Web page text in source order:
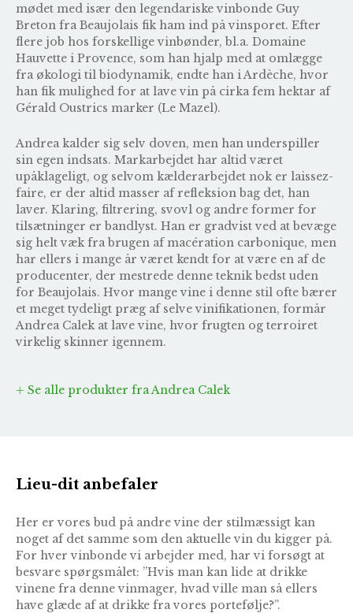
mødet med især den legendariske vinbonde Guy
Breton fra Beaujolais fik ham ind på vinsporet. Efter
flere job hos forskellige vinbønder, bl.a. Domaine
Hauvette i Provence, som han hjalp med at omlægge
fra økologi til biodynamik, endte han i Ardèche, hvor
han fik mulighed for at lave vin på cirka fem hektar af
Gérald Oustrics marker (Le Mazel).
Andrea kalder sig selv doven, men han underspiller
sin egen indsats. Markarbejdet har altid været
upåklageligt, og selvom kælderarbejdet nok er laissez-
faire, er der altid masser af refleksion bag det, han
laver. Klaring, filtrering, svovl og andre former for
tilsætninger er bandlyst. Han er gradvist ved at bevæge
sig helt væk fra brugen af macération carbonique, men
har ellers i mange år været kendt for at være en af de
producenter, der mestrede denne teknik bedst uden
for Beaujolais. Hvor mange vine i denne stil ofte bærer
et meget tydeligt præg af selve vinifikationen, formår
Andrea Calek at lave vine, hvor frugten og terroiret
virkelig skinner igennem.
Se alle produkter fra Andrea Calek
Lieu-dit anbefaler
Her er vores bud på andre vine der stilmæssigt kan
noget af det samme som den aktuelle vin du kigger på.
For hver vinbonde vi arbejder med, har vi forsøgt at
besvare spørgsmålet: ”Hvis man kan lide at drikke
vinene fra denne vinmager, hvad ville man så ellers
have glæde af at drikke fra vores portefølje?”.